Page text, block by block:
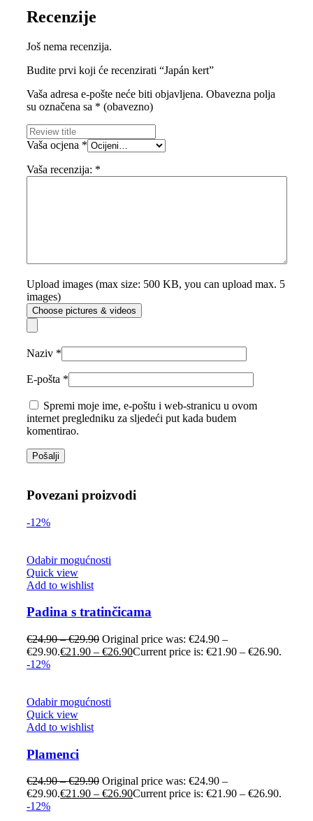
Recenzije
Još nema recenzija.
Budite prvi koji će recenzirati “Japán kert”
Vaša adresa e-pošte neće biti objavljena. Obavezna polja
su označena sa * (obavezno)
Vaša ocjena *
Vaša recenzija: *
Upload images (max size: 500 KB, you can upload max. 5
images)
Choose pictures & videos
Naziv *
E-pošta *
Spremi moje ime, e-poštu i web-stranicu u ovom
internet pregledniku za sljedeći put kada budem
komentirao.
Povezani proizvodi
-12%
Odabir mogućnosti
Quick view
Add to wishlist
Padina s tratinčicama
€24.90–€29.90 Original price was: €24.90 –
€29.90.€21.90 – €26.90Current price is: €21.90 – €26.90.
-12%
Odabir mogućnosti
Quick view
Add to wishlist
Plamenci
€24.90–€29.90 Original price was: €24.90 –
€29.90.€21.90 – €26.90Current price is: €21.90 – €26.90.
-12%